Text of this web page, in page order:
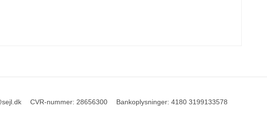
CVR-nummer: 28656300 Bankoplysninger: 4180 3199133578